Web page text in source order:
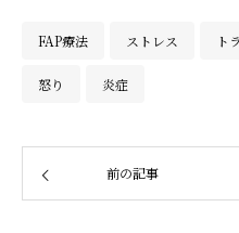
FAP療法 ストレス ト
怒り 炎症
前の記事